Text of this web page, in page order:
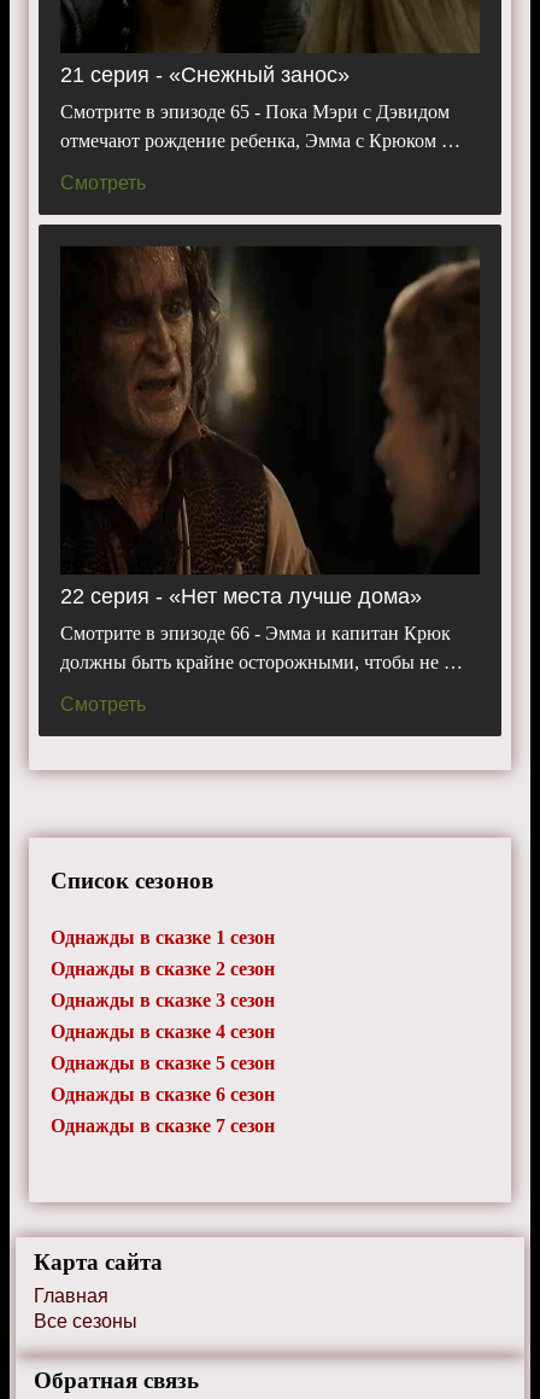
21 серия - «Снежный занос»
Смотрите в эпизоде 65 - Пока Мэри с Дэвидом
отмечают рождение ребенка, Эмма с Крюком …
Смотреть
22 серия - «Нет места лучше дома»
Смотрите в эпизоде 66 - Эмма и капитан Крюк
должны быть крайне осторожными, чтобы не …
Смотреть
Список сезонов
Однажды в сказке 1 сезон
Однажды в сказке 2 сезон
Однажды в сказке 3 сезон
Однажды в сказке 4 сезон
Однажды в сказке 5 сезон
Однажды в сказке 6 сезон
Однажды в сказке 7 сезон
Карта сайта
Главная
Все сезоны
Обратная связь